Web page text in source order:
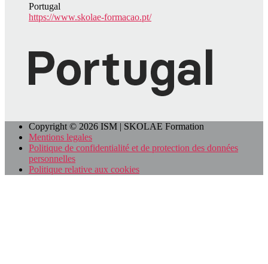
Portugal
https://www.skolae-formacao.pt/
Copyright © 2026 ISM | SKOLAE Formation
Mentions legales
Politique de confidentialité et de protection des données
personnelles
Politique relative aux cookies